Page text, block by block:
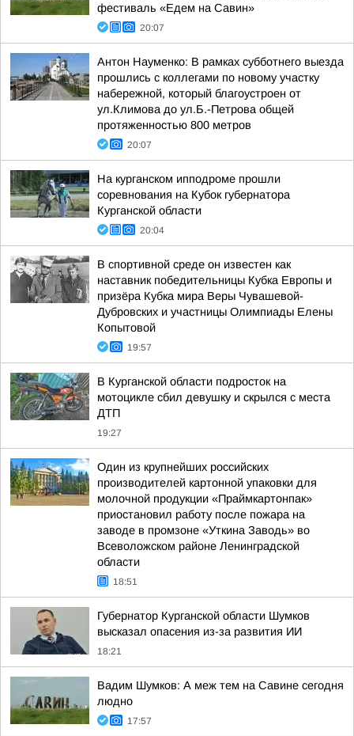
фестиваль «Едем на Савин»
20:07
Антон Науменко: В рамках субботнего выезда
прошлись с коллегами по новому участку
набережной, который благоустроен от
ул.Климова до ул.Б.-Петрова общей
протяженностью 800 метров
20:07
На курганском ипподроме прошли
соревнования на Кубок губернатора
Курганской области
20:04
В спортивной среде он известен как
наставник победительницы Кубка Европы и
призёра Кубка мира Веры Чувашевой-
Дубровских и участницы Олимпиады Елены
Копытовой
19:57
В Курганской области подросток на
мотоцикле сбил девушку и скрылся с места
ДТП
19:27
Один из крупнейших российских
производителей картонной упаковки для
молочной продукции «Праймкартонпак»
приостановил работу после пожара на
заводе в промзоне «Уткина Заводь» во
Всеволожском районе Ленинградской
области
18:51
Губернатор Курганской области Шумков
высказал опасения из-за развития ИИ
18:21
Вадим Шумков: А меж тем на Савине сегодня
людно
17:57